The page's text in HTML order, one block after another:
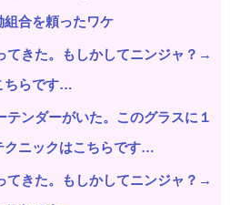
合を頼ったワケ
てきた。もしかしてニンジャ？→
ちらです…
テンダーがいた。このグラスに１
ニックはこちらです…
てきた。もしかしてニンジャ？→